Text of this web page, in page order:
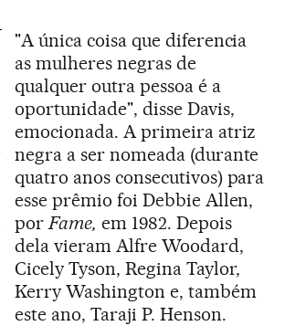
"A única coisa que diferencia
as mulheres negras de
qualquer outra pessoa é a
oportunidade", disse Davis,
emocionada. A primeira atriz
negra a ser nomeada (durante
quatro anos consecutivos) para
esse prêmio foi Debbie Allen,
porFame, em 1982. Depois
dela vieram Alfre Woodard,
Cicely Tyson, Regina Taylor,
Kerry Washington e, também
este ano, Taraji P. Henson.